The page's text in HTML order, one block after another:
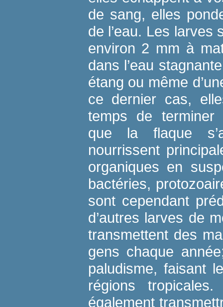
de sang, elles
de l’eau. Les larves
environ 2 mm à
dans l’eau
étang ou même
ce dernier cas,
temps de terminer
que la flaque
nourrissent
organiques en
bactéries,
sont cependant
d’autres larves de
transmettent des
gens chaque
paludisme, faisant
régions
également